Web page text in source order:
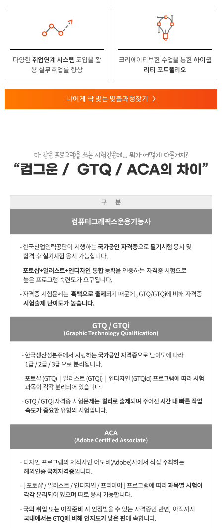
다양한취업연계 시스템도입을 활
용실무 취업률 향상
크리에이티브한 수업을 통한하이퀄
리티 포트폴리오
나에게 딱 맞는 맞춤과정찾기 >